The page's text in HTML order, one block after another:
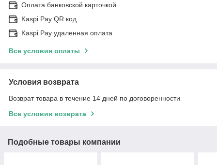
Оплата банковской карточкой
Kaspi Pay QR код
Kaspi Pay удаленная оплата
Все условия оплаты
Условия возврата
Возврат товара в течение 14 дней по договоренности
Все условия возврата
Подобные товары компании